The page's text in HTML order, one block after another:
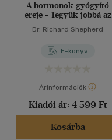
A hormonok gyógyító
ereje - Tegyük jobbá az
oxitocin és a szerotonin
Dr. Richard Shepherd
E-könyv
Árinformációk
Kiadói ár: 4 599 Ft
Kosárba